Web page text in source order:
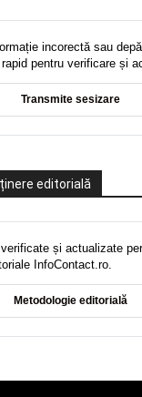
incorectă sau
pentru verificare și
Transmite sesizare
editorială
și actualizate
InfoContact.ro.
Metodologie editorială